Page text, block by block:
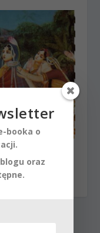
ep.25 |
bhakti
booka o
oraz